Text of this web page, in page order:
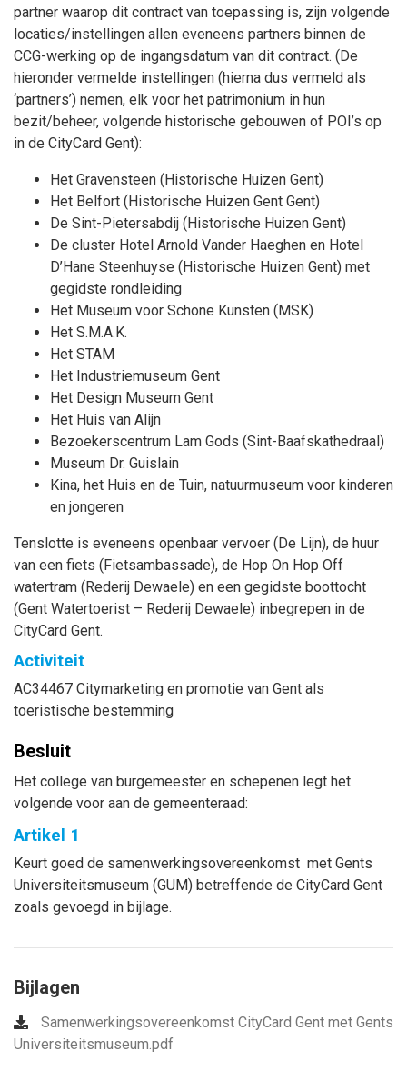
partner waarop dit contract van toepassing is, zijn volgende
locaties/instellingen allen eveneens partners binnen de
CCG-werking op de ingangsdatum van dit contract. (De
hieronder vermelde instellingen (hierna dus vermeld als
‘partners’) nemen, elk voor het patrimonium in hun
bezit/beheer, volgende historische gebouwen of POI’s op
in de CityCard Gent):
Het Gravensteen (Historische Huizen Gent)
Het Belfort (Historische Huizen Gent Gent)
De Sint-Pietersabdij (Historische Huizen Gent)
De cluster Hotel Arnold Vander Haeghen en Hotel
D’Hane Steenhuyse (Historische Huizen Gent) met
gegidste rondleiding
Het Museum voor Schone Kunsten (MSK)
Het S.M.A.K.
Het STAM
Het Industriemuseum Gent
Het Design Museum Gent
Het Huis van Alijn
Bezoekerscentrum Lam Gods (Sint-Baafskathedraal)
Museum Dr. Guislain
Kina, het Huis en de Tuin, natuurmuseum voor kinderen
en jongeren
Tenslotte is eveneens openbaar vervoer (De Lijn), de huur
van een fiets (Fietsambassade), de Hop On Hop Off
watertram (Rederij Dewaele) en een gegidste boottocht
(Gent Watertoerist – Rederij Dewaele) inbegrepen in de
CityCard Gent.
Activiteit
AC34467 Citymarketing en promotie van Gent als
toeristische bestemming
Besluit
Het college van burgemeester en schepenen legt het
volgende voor aan de gemeenteraad:
Artikel 1
Keurt goed de samenwerkingsovereenkomst met Gents
Universiteitsmuseum (GUM) betreffende de CityCard Gent
zoals gevoegd in bijlage.
Bijlagen
Samenwerkingsovereenkomst CityCard Gent met Gents
Universiteitsmuseum.pdf